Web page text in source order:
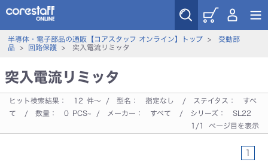
半導体・電子部品の通販【コアスタッフ オンライン】トップ>
受動部
品 > 回路保護> 突入電流リミッタ
突入電流リミッタ
ヒット検索結果： 12 件～ / 型名： 指定なし / ステイタス：
すべ
て
/ 数量： 0 PCS~ / メーカー： すべて / シリーズ：
SL22
1/1 ページ目を表示
1